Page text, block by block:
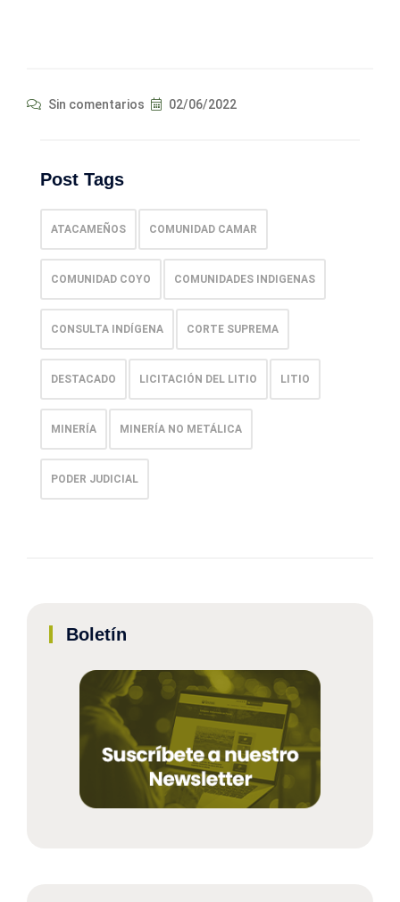
Sin comentarios 02/06/2022
Post Tags
ATACAMEÑOS COMUNIDAD CAMAR
COMUNIDAD COYO COMUNIDADES INDIGENAS
CONSULTA INDÍGENA CORTE SUPREMA
DESTACADO LICITACIÓN DEL LITIO LITIO
MINERÍA MINERÍA NO METÁLICA
PODER JUDICIAL
Boletín